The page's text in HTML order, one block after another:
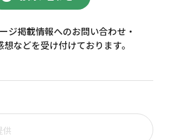
ジ掲載情報へのお問い合わせ・
想などを受け付けております。